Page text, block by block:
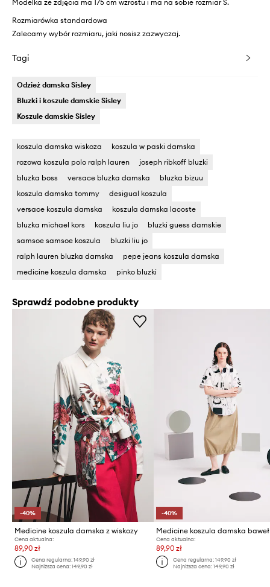
Modelka ze zdjęcia ma 175 cm wzrostu i ma na sobie rozmiar S.
Rozmiarówka standardowa
Zalecamy wybór rozmiaru, jaki nosisz zazwyczaj.
Tagi
Odzież damska Sisley
Bluzki i koszule damskie Sisley
Koszule damskie Sisley
koszula damska wiskoza
koszula w paski damska
rozowa koszula polo ralph lauren
joseph ribkoff bluzki
bluzka boss
versace bluzka damska
bluzka bizuu
koszula damska tommy
desigual koszula
versace koszula damska
koszula damska lacoste
bluzka michael kors
koszula liu jo
bluzki guess damskie
samsoe samsoe koszula
bluzki liu jo
ralph lauren bluzka damska
pepe jeans koszula damska
medicine koszula damska
pinko bluzki
Sprawdź podobne produkty
-40%
Medicine koszula damska z wiskozy
Cena aktualna:
89,90 zł
Cena regularna:149,90 zł
Najniższa cena:149,90 zł
-40%
Medicine koszula damska
Cena aktualna:
89,90 zł
Cena regularna: 149,90 zł
Najniższa cena: 149,90 zł